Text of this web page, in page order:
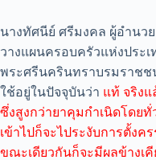
นางทัศนีย์ ศรีมงคล ผู้อำนว
วางแผนครอบครัวแห่งประ
พระศรีนครินทราบรมราชช
ใช้อยู่ในปัจจุบันว่า แท้ จริง
ซึ่งสูงกว่ายาคุมกำเนิดโดยทั่
เข้าไปก็จะไประงับการตั้ง
ขณะเดียวกันก็จะมีผลข้างเ